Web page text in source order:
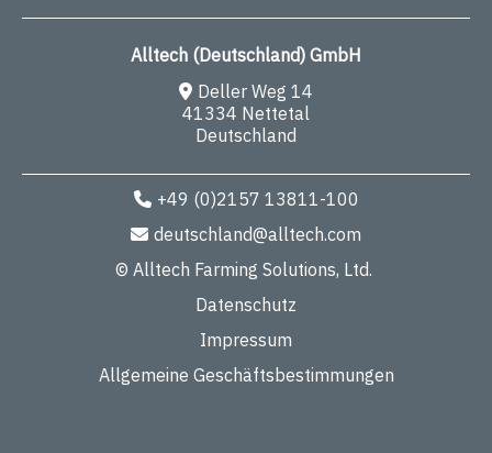
Alltech (Deutschland) GmbH
Deller Weg 14
41334 Nettetal
Deutschland
+49 (0)2157 13811-100
deutschland@alltech.com
© Alltech Farming Solutions, Ltd.
Datenschutz
Impressum
Allgemeine Geschäftsbestimmungen